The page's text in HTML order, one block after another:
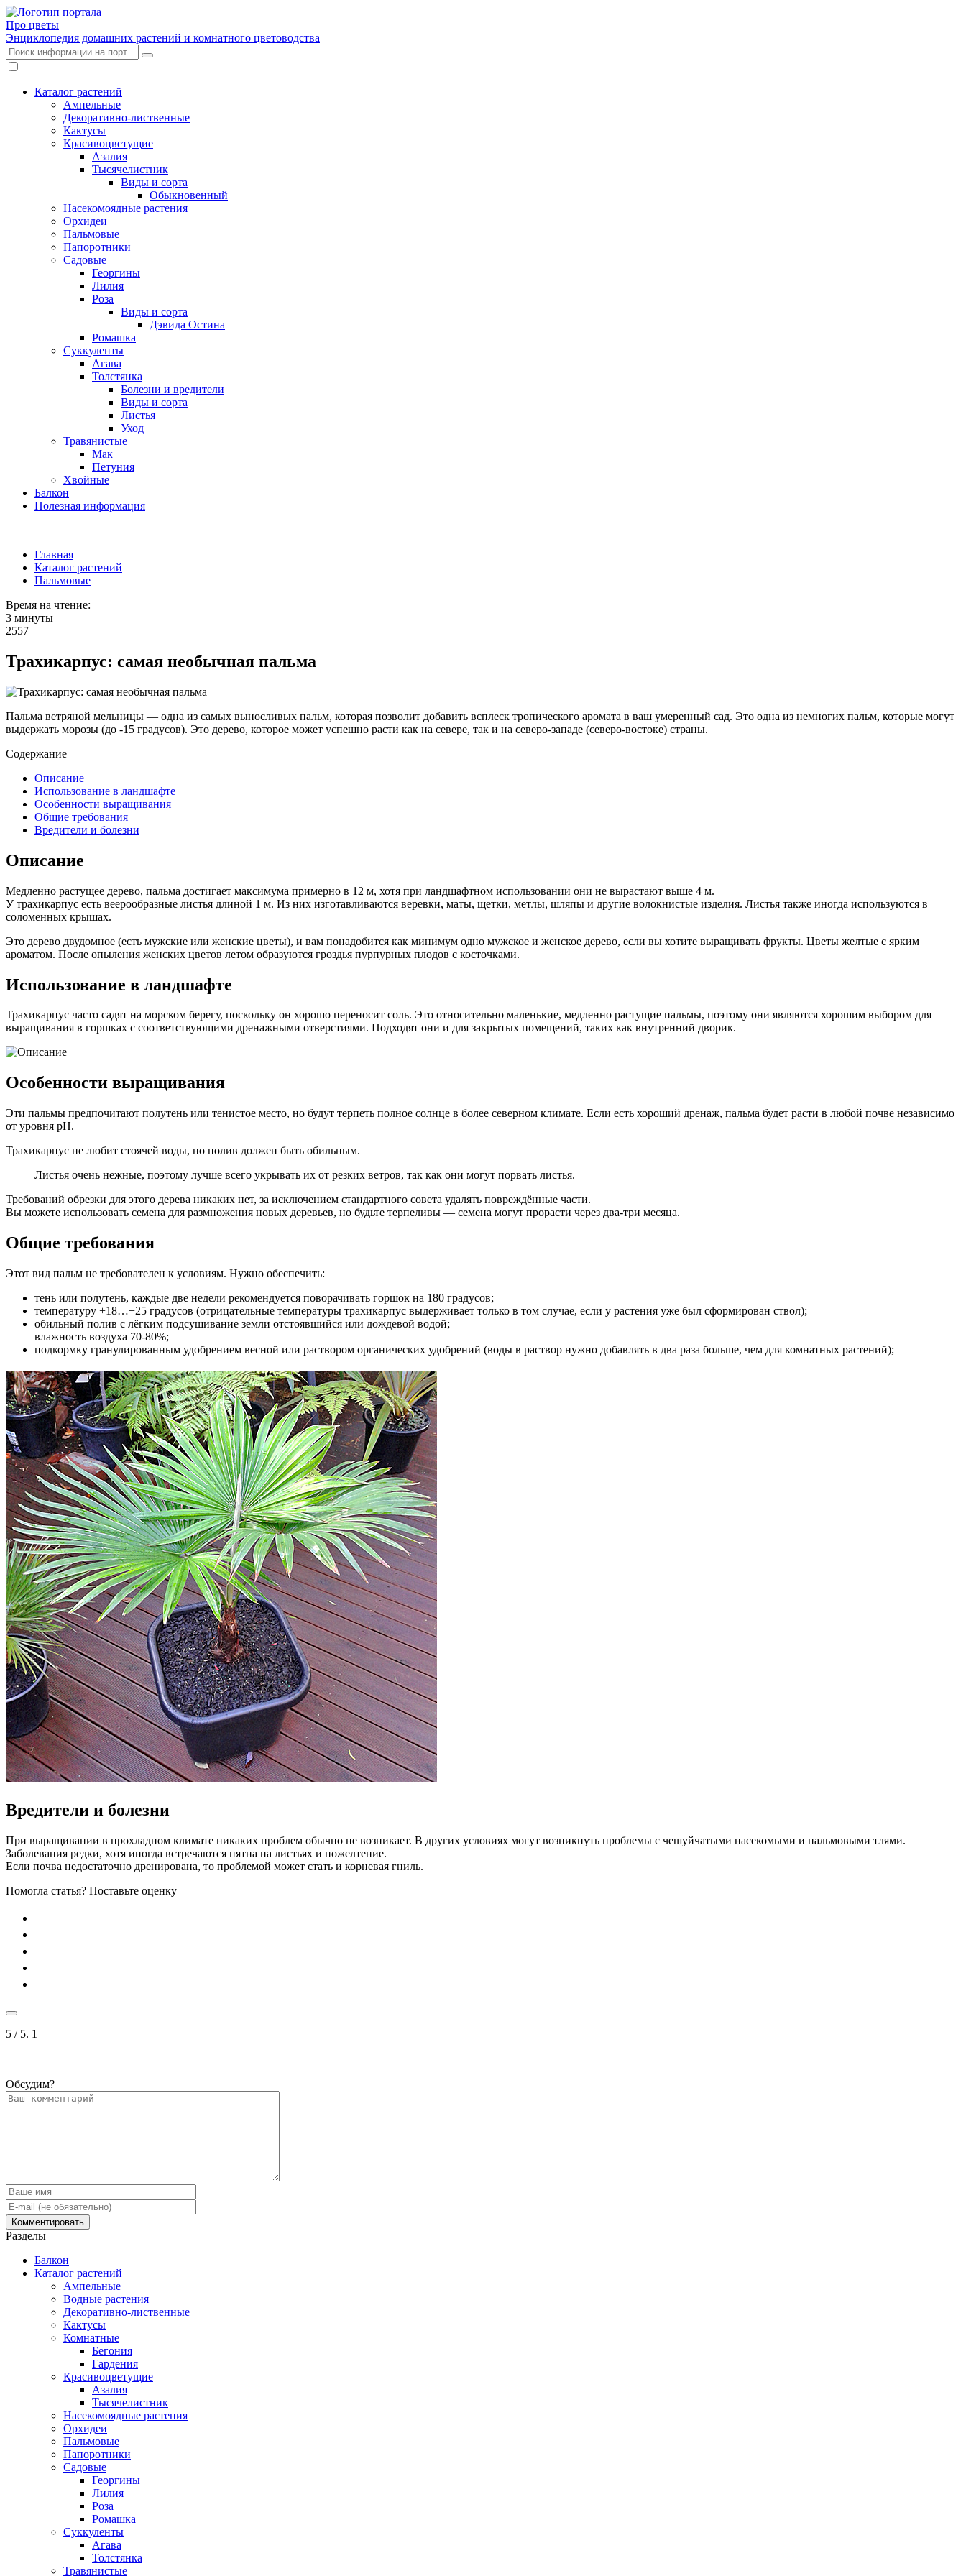
Про цветы
Энциклопедия домашних растений и комнатного цветоводства
Каталог растений
Ампельные
Декоративно-лиственные
Кактусы
Красивоцветущие
Азалия
Тысячелистник
Виды и сорта
Обыкновенный
Насекомоядные растения
Орхидеи
Пальмовые
Папоротники
Садовые
Георгины
Лилия
Роза
Виды и сорта
Дэвида Остина
Ромашка
Суккуленты
Агава
Толстянка
Болезни и вредители
Виды и сорта
Листья
Уход
Травянистые
Мак
Петуния
Хвойные
Балкон
Полезная информация
Главная
Каталог растений
Пальмовые
Время на чтение:
3 минуты
2557
Трахикарпус: самая необычная пальма
Пальма ветряной мельницы — одна из самых выносливых пальм, которая позволит добавить всплеск тропического аромата в ваш умеренный сад. Это одна из немногих пальм, которые могут
выдержать морозы (до -15 градусов). Это дерево, которое может успешно расти как на севере, так и на северо-западе (северо-востоке) страны.
Содержание
Описание
Использование в ландшафте
Особенности выращивания
Общие требования
Вредители и болезни
Описание
Медленно растущее дерево, пальма достигает максимума примерно в 12 м, хотя при ландшафтном использовании они не вырастают выше 4 м.
У трахикарпус есть веерообразные листья длиной 1 м. Из них изготавливаются веревки, маты, щетки, метлы, шляпы и другие волокнистые изделия. Листья также иногда используются в
соломенных крышах.
Это дерево двудомное (есть мужские или женские цветы), и вам понадобится как минимум одно мужское и женское дерево, если вы хотите выращивать фрукты. Цветы желтые с ярким
ароматом. После опыления женских цветов летом образуются гроздья пурпурных плодов с косточками.
Использование в ландшафте
Трахикарпус часто садят на морском берегу, поскольку он хорошо переносит соль. Это относительно маленькие, медленно растущие пальмы, поэтому они являются хорошим выбором для
выращивания в горшках с соответствующими дренажными отверстиями. Подходят они и для закрытых помещений, таких как внутренний дворик.
Особенности выращивания
Эти пальмы предпочитают полутень или тенистое место, но будут терпеть полное солнце в более северном климате. Если есть хороший дренаж, пальма будет расти в любой почве независимо
от уровня pH.
Трахикарпус не любит стоячей воды, но полив должен быть обильным.
Листья очень нежные, поэтому лучше всего укрывать их от резких ветров, так как они могут порвать листья.
Требований обрезки для этого дерева никаких нет, за исключением стандартного совета удалять повреждённые части.
Вы можете использовать семена для размножения новых деревьев, но будьте терпеливы — семена могут прорасти через два-три месяца.
Общие требования
Этот вид пальм не требователен к условиям. Нужно обеспечить:
тень или полутень, каждые две недели рекомендуется поворачивать горшок на 180 градусов;
температуру +18…+25 градусов (отрицательные температуры трахикарпус выдерживает только в том случае, если у растения уже был сформирован ствол);
обильный полив с лёгким подсушивание земли отстоявшийся или дождевой водой;
влажность воздуха 70-80%;
подкормку гранулированным удобрением весной или раствором органических удобрений (воды в раствор нужно добавлять в два раза больше, чем для комнатных растений);
Вредители и болезни
При выращивании в прохладном климате никаких проблем обычно не возникает. В других условиях могут возникнуть проблемы с чешуйчатыми насекомыми и пальмовыми тлями.
Заболевания редки, хотя иногда встречаются пятна на листьях и пожелтение.
Если почва недостаточно дренирована, то проблемой может стать и корневая гниль.
Помогла статья? Поставьте оценку
5 / 5. 1
Обсудим?
Разделы
Балкон
Каталог растений
Ампельные
Водные растения
Декоративно-лиственные
Кактусы
Комнатные
Бегония
Гардения
Красивоцветущие
Азалия
Тысячелистник
Насекомоядные растения
Орхидеи
Пальмовые
Папоротники
Садовые
Георгины
Лилия
Роза
Ромашка
Суккуленты
Агава
Толстянка
Травянистые